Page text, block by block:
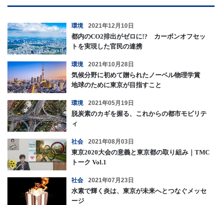
環境 2021年12月10日
都内のCO2排出がゼロに!? カーボンオフセッ
トを実現した官民の連携
環境 2021年10月28日
気候分野に初めて贈られたノーベル物理学賞
地球のために東京が目指すこと
環境 2021年05月19日
脱炭素のカギを握る、これからの都市モビリテ
ィ
社会 2021年08月03日
東京2020大会の意義と東京都の取り組み｜TMC
トーク Vol.1
社会 2021年07月23日
水素で輝く炎は、東京が未来へとつなぐメッセ
ージ